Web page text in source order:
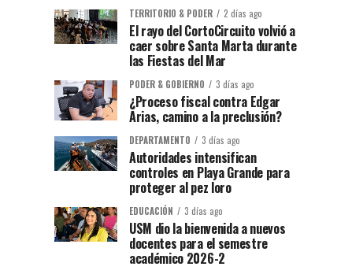
TERRITORIO & PODER 2 días ago
El rayo del CortoCircuito volvió a
caer sobre Santa Marta durante
las Fiestas del Mar
PODER & GOBIERNO 3 días ago
¿Proceso fiscal contra Edgar
Arias, camino a la preclusión?
DEPARTAMENTO 3 días ago
Autoridades intensifican
controles en Playa Grande para
proteger al pez loro
EDUCACIÓN 3 días ago
USM dio la bienvenida a nuevos
docentes para el semestre
académico 2026-2